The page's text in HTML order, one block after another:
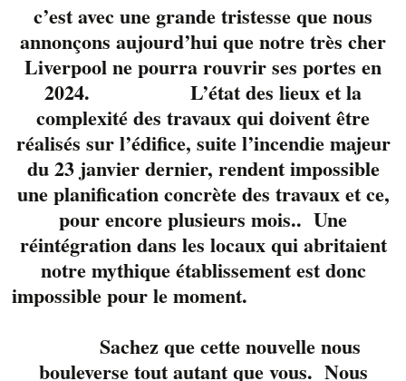
Ils ont tous les deux
évolué sur la scène du
Liverpool mais pour la
première fois, ils
forment un duo
Bédard, chanteuse
expérimentée et
c’est avec une grande tristesse que nous
annonçons aujourd’hui que notre très cher
Liverpool ne pourra rouvrir ses portes en
2024. L’état des lieux et la
complexité des travaux qui doivent être
réalisés sur l’édifice, suite l’incendie majeur
du 23 janvier dernier, rendent impossible
une planification concrète des travaux et ce,
pour encore plusieurs mois.. Une
réintégration dans les locaux qui abritaient
notre mythique établissement est donc
impossible pour le moment.
Sachez que cette nouvelle nous
bouleverse tout autant que vous. Nous